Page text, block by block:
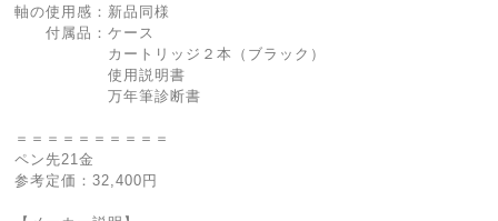
軸の使用感：新品同様
付属品：ケース
カートリッジ２本（ブラック）
使用説明書
万年筆診断書
＝＝＝＝＝＝＝＝＝＝
ペン先21金
参考定価：32,400円